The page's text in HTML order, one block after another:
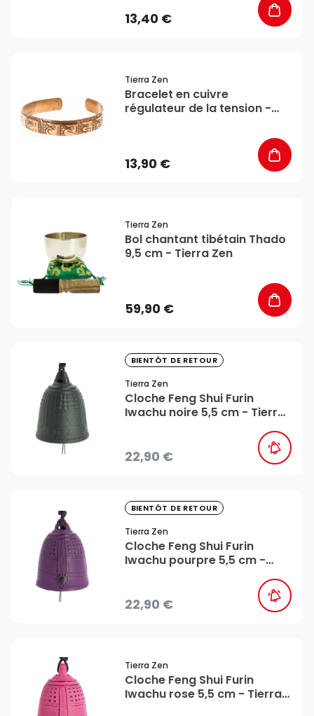
13,40 €
Tierra Zen
Bracelet en cuivre
régulateur de la tension -
13,90 €
Tierra Zen
Bol chantant tibétain Thado
9,5 cm - Tierra Zen
59,90 €
BIENTÔT DE RETOUR
Tierra Zen
Cloche Feng Shui Furin
Iwachu noire 5,5 cm - Tierra
22,90 €
BIENTÔT DE RETOUR
Tierra Zen
Cloche Feng Shui Furin
Iwachu pourpre 5,5 cm -
22,90 €
Tierra Zen
Cloche Feng Shui Furin
Iwachu rose 5,5 cm - Tierra